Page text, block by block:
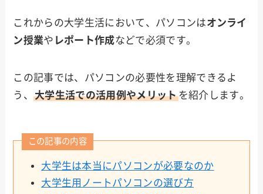
これからの大学生活において、パソコンはオンライ
ン授業や レポート作成などで必須です。
この記事では、パソコンの必要性を理解できるよ
う、大学生活での活用例やメリットを紹介します。
この記事の内容
大学生は本当にパソコンが必要なのか
大学生用ノートパソコンの選び方